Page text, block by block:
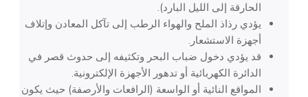
الحارقة إلى الليل البارد).
يؤدي رذاذ الملح والهواء الرطب إلى تآكل المعادن وإتلاف
أجهزة الاستشعار.
قد يؤدي دخول ضباب البحر وتكثيفه إلى حدوث قصر في
الدائرة الكهربائية أو تدهور الأجهزة الإلكترونية.
المواقع النائية أو الواسعة (الرافعات والأرصفة) حيث يكون